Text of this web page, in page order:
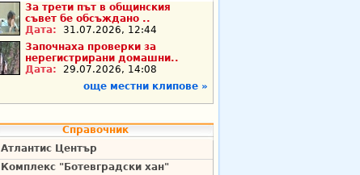
За трети път в общинския
съвет бе обсъждано ..
Дата:
31.07.2026, 12:44
Започнаха проверки за
нерегистрирани домашни..
Дата:
29.07.2026, 14:08
още местни клипове »
Справочник
Атлантис Център
Комплекс "Ботевградски хан"